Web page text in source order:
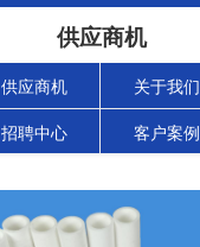
供应商机
供应商机 关于我们
招聘中心 客户案例